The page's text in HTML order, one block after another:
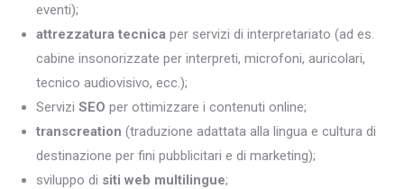
eventi);
attrezzatura tecnica per servizi di interpretariato (ad es.
cabine insonorizzate per interpreti, microfoni, auricolari,
tecnico audiovisivo, ecc.);
Servizi SEO per ottimizzare i contenuti online;
transcreation (traduzione adattata alla lingua e cultura di
destinazione per fini pubblicitari e di marketing);
sviluppo di siti web multilingue;